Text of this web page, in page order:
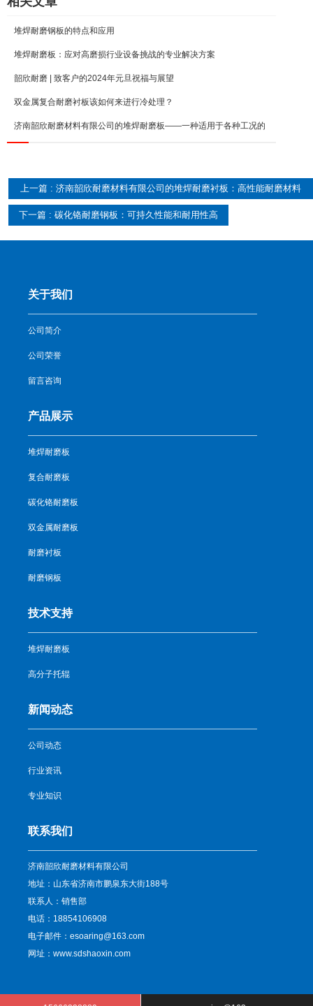
堆焊耐磨钢板的特点和应用
堆焊耐磨板：应对高磨损行业设备挑战的专业解决方案
韶欣耐磨 | 致客户的2024年元旦祝福与展望
双金属复合耐磨衬板该如何来进行冷处理？
济南韶欣耐磨材料有限公司的堆焊耐磨板——一种适用于各种工况的
上一篇 : 济南韶欣耐磨材料有限公司的堆焊耐磨衬板：高性能耐磨材料
的答案
下一篇 : 碳化铬耐磨钢板：可持久性能和耐用性高
关于我们
公司简介
公司荣誉
留言咨询
产品展示
堆焊耐磨板
复合耐磨板
碳化铬耐磨板
双金属耐磨板
耐磨衬板
耐磨钢板
技术支持
堆焊耐磨板
高分子托辊
新闻动态
公司动态
行业资讯
专业知识
联系我们
济南韶欣耐磨材料有限公司
地址：山东省济南市鹏泉东大街188号
联系人：销售部
电话：18854106908
电子邮件：esoaring@163.com
网址：www.sdshaoxin.com